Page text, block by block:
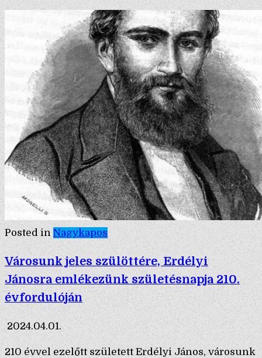
Posted inNagykapos
Városunk jeles szülöttére, Erdélyi
Jánosra emlékezünk születésnapja 210.
évfordulóján
2024.04.01.
210 évvel ezelőtt született Erdélyi János, városunk